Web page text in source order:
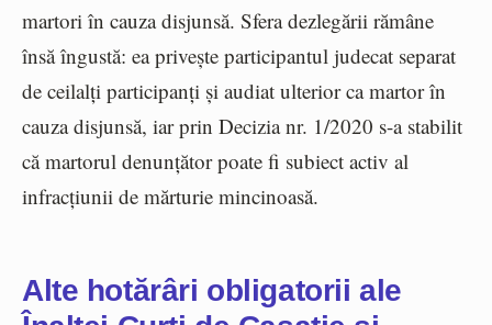
martori în cauza disjunsă. Sfera dezlegării rămâne
însă îngustă: ea privește participantul judecat separat
de ceilalți participanți și audiat ulterior ca martor în
cauza disjunsă, iar prin Decizia nr. 1/2020 s-a stabilit
că martorul denunțător poate fi subiect activ al
infracțiunii de mărturie mincinoasă.
Alte hotărâri obligatorii ale